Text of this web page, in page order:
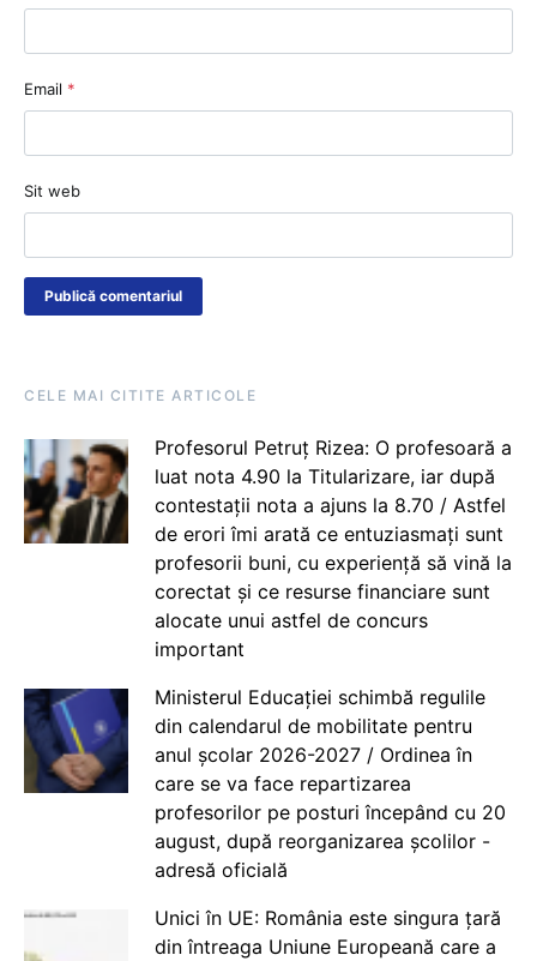
Email *
Sit web
CELE MAI CITITE ARTICOLE
Profesorul Petruț Rizea: O profesoară a
luat nota 4.90 la Titularizare, iar după
contestații nota a ajuns la 8.70 / Astfel
de erori îmi arată ce entuziasmați sunt
profesorii buni, cu experiență să vină la
corectat și ce resurse financiare sunt
alocate unui astfel de concurs
important
Ministerul Educației schimbă regulile
din calendarul de mobilitate pentru
anul școlar 2026-2027 / Ordinea în
care se va face repartizarea
profesorilor pe posturi începând cu 20
august, după reorganizarea școlilor -
adresă oficială
Unici în UE: România este singura țară
din întreaga Uniune Europeană care a